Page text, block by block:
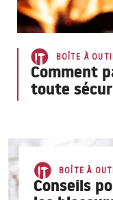
BOÎTE À
Comment
toute
BOÎTE À
Conseils